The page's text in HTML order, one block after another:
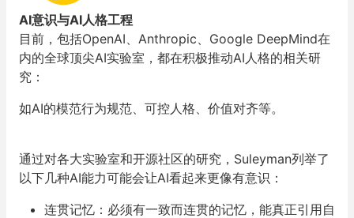
AI意识与AI人格工程
目前，包括OpenAI、Anthropic、Google DeepMind在
内的全球顶尖AI实验室，都在积极推动AI人格的相关研
究：
如AI的模范行为规范、可控人格、价值对齐等。
通过对各大实验室和开源社区的研究，Suleyman列举了
以下几种AI能力可能会让AI看起来更像有意识：
连贯记忆：必须有一致而连贯的记忆，能真正引用自